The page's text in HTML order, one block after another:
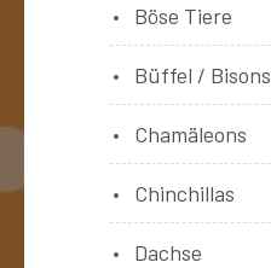
Böse Tiere
Büffel / Bisons
Chamäleons
Chinchillas
Dachse